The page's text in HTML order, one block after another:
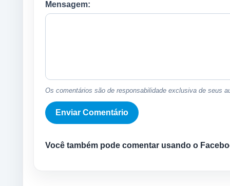
Mensagem:
Os comentários são de responsabilidade exclusiva de seus
Você também pode comentar usando o